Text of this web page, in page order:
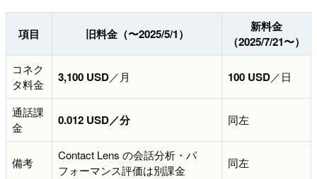
項目 旧料金（〜2025/5/1）
新料金
（2025/7/21〜）
コネク
タ料金
3,100 USD／月 100 USD／日
通話課
金
0.012 USD／分 同左
備考
Contact Lens の会話分析・パ
フォーマンス評価は別課金
同左